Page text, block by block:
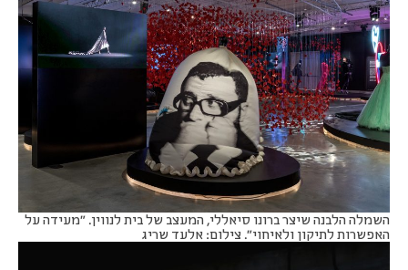
השמלה הלבנה שיצר ברונו סיאללי, המעצב של בית לנווין. "מעידה על
האפשרות לתיקון ולאיחוי". צילום: אלעד שריג